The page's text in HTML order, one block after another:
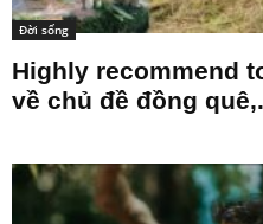
Đời sống
Highly recommend
về chủ đề đồng